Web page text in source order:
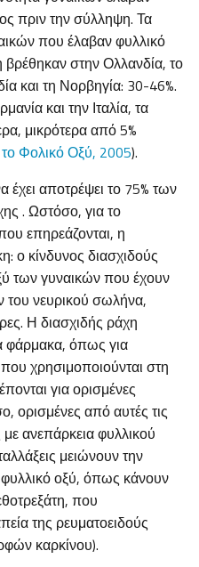
πριν την σύλληψη. Τα
που έλαβαν φυλλικό
στην Ολλανδία, το
και τη Νορβηγία: 30-46%.
και την Ιταλία, τα
μικρότερα από 5%
Φολικό Οξύ, 2005).
αποτρέψει το 75% των
. Ωστόσο, για το
επηρεάζονται, η
ο κίνδυνος διασχιδούς
των γυναικών που έχουν
του νευρικού σωλήνα,
Η διασχιδής ράχη
φάρμακα, όπως για
χρησιμοποιούνται στη
για ορισμένες
ορισμένες από αυτές τις
ανεπάρκεια φυλλικού
μειώνουν την
φυλλικό οξύ, όπως κάνουν
που
της ρευματοειδούς
καρκίνου).